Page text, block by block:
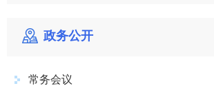
政务公开
常务会议